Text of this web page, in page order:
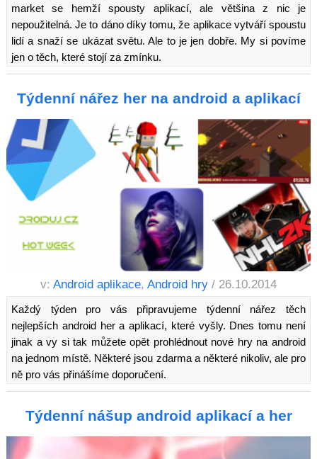
market se hemží spousty aplikací, ale většina z nic je
nepoužitelná. Je to dáno díky tomu, že aplikace vytváří spoustu
lidí a snaží se ukázat světu. Ale to je jen dobře. My si povíme
jen o těch, které stojí za zmínku.
Týdenní nářez her na android a aplikací
v: Android aplikace, Android hry / 26.10.2014
Každý týden pro vás připravujeme týdenní nářez těch
nejlepších android her a aplikací, které vyšly. Dnes tomu není
jinak a vy si tak můžete opět prohlédnout nové hry na android
na jednom místě. Některé jsou zdarma a některé nikoliv, ale pro
ně pro vás přinášíme doporučení.
Týdenní nášup android aplikací a her